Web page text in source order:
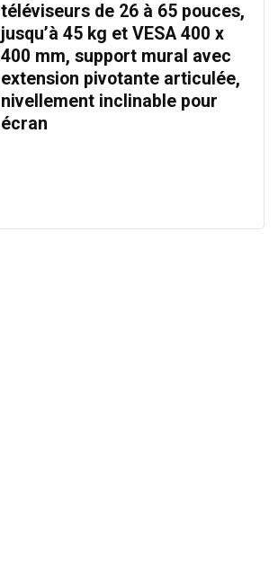
téléviseurs de 26 à 65 pouces,
jusqu’à 45 kg et VESA 400 x
400 mm, support mural avec
extension pivotante articulée,
nivellement inclinable pour
écran